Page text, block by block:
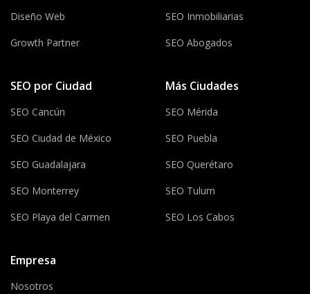
Diseño Web
Growth Partner
SEO Inmobiliarias
SEO Abogados
SEO por Ciudad
SEO Cancún
SEO Ciudad de México
SEO Guadalajara
SEO Monterrey
SEO Playa del Carmen
Más Ciudades
SEO Mérida
SEO Puebla
SEO Querétaro
SEO Tulum
SEO Los Cabos
Empresa
Nosotros